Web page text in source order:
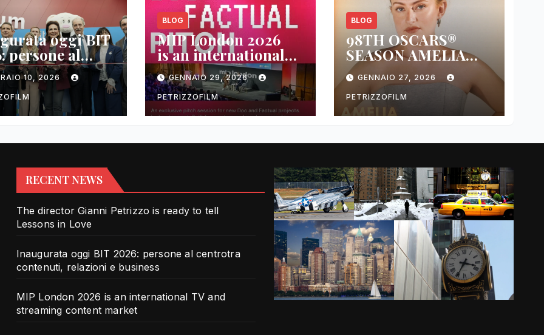
oggi BIT
persone al
contenuti,
e business
10, 2026
BLOG
MIP London 2026
is an international
TV and streaming
content market
GENNAIO 29, 2026
PETRIZZOFILM
BLOG
98TH OSCARS®
SEASON AMELIA
DIMOLDENBERG
RETURNS FOR
THIRD YEAR
GENNAIO 27, 2026
PETRIZZOFILM
RECENT NEWS
The director Gianni Petrizzo is ready to tell
Lessons in Love
Inaugurata oggi BIT 2026: persone al centrotra
contenuti, relazioni e business
MIP London 2026 is an international TV and
streaming content market